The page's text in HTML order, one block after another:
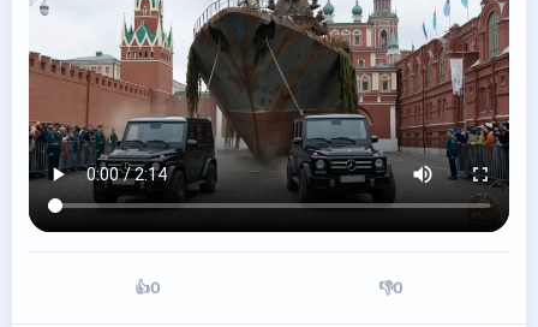
👍0 👎0